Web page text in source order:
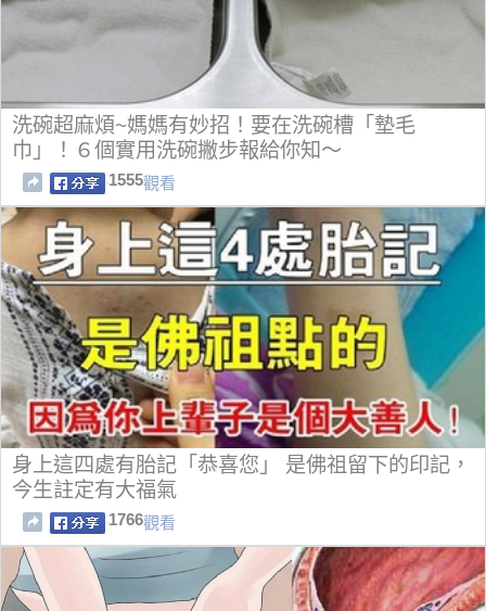
洗碗超麻煩~媽媽有妙招！要在洗碗槽「墊毛
巾」！６個實用洗碗撇步報給你知～
1555觀看
身上這四處有胎記「恭喜您」 是佛祖留下的印記，
今生註定有大福氣
1766觀看